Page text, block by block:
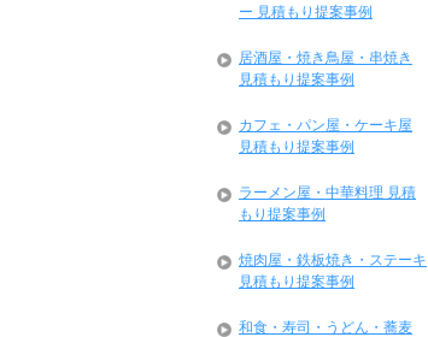
ー 見積もり提案事例
居酒屋・焼き鳥屋・串焼き
見積もり提案事例
カフェ・パン屋・ケーキ屋
見積もり提案事例
ラーメン屋・中華料理 見積
もり提案事例
焼肉屋・鉄板焼き・ステーキ
見積もり提案事例
和食・寿司・うどん・蕎麦